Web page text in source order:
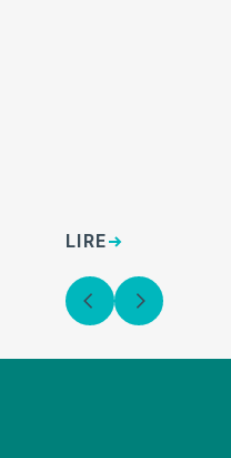
LIRE